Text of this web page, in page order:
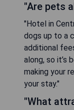
"Are pets
"Hotel in
dogs up to a
additional
along, so it’s
making your
your stay."
"What